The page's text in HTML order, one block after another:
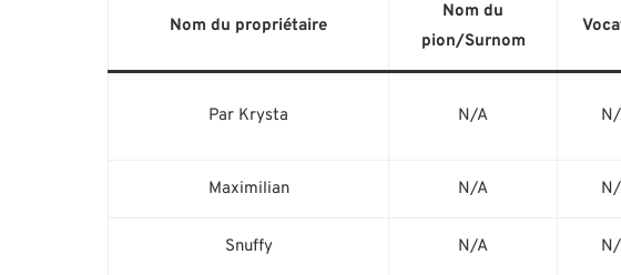
Nom du propriétaire
Nom du
pion/Surnom
Par Krysta N/A
Maximilian N/A
Snuffy N/A